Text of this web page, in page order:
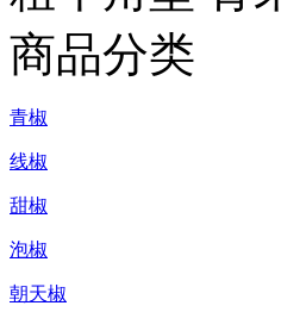
商品分类
青椒
线椒
甜椒
泡椒
朝天椒